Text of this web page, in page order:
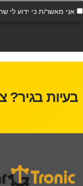
אני מאשר/ת כי ידוע לי
בעיות בגיר?